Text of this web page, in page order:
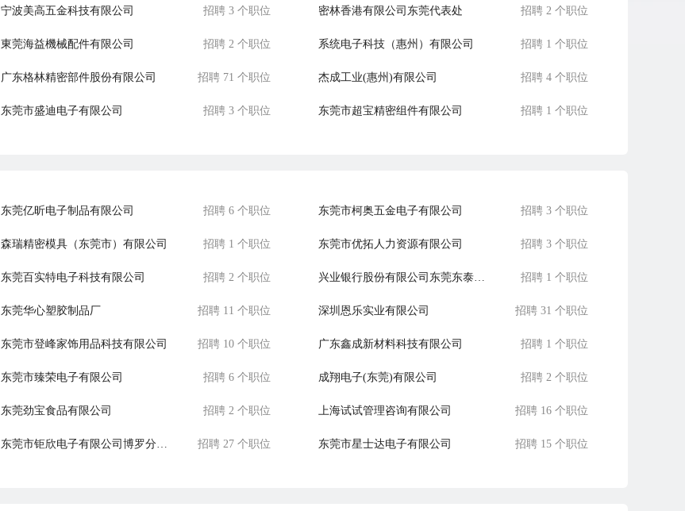
宁波美高五金科技有限公司 招聘 3 个职位 密林香港有限公司东莞代表处 招聘 2 个职位
東莞海益機械配件有限公司 招聘 2 个职位 系统电子科技（惠州）有限公司 招聘 1 个职位
广东格林精密部件股份有限公司 招聘 71 个职位 杰成工业(惠州)有限公司 招聘 4 个职位
东莞市盛迪电子有限公司 招聘 3 个职位 东莞市超宝精密组件有限公司 招聘 1 个职位
东莞亿昕电子制品有限公司 招聘 6 个职位 东莞市柯奥五金电子有限公司 招聘 3 个职位
森瑞精密模具（东莞市）有限公司 招聘 1 个职位 东莞市优拓人力资源有限公司 招聘 3 个职位
东莞百实特电子科技有限公司 招聘 2 个职位 兴业银行股份有限公司东莞东泰支行 招聘 1 个职位
东莞华心塑胶制品厂 招聘 11 个职位 深圳恩乐实业有限公司 招聘 31 个职位
东莞市登峰家饰用品科技有限公司 招聘 10 个职位 广东鑫成新材料科技有限公司 招聘 1 个职位
东莞市臻荣电子有限公司 招聘 6 个职位 成翔电子(东莞)有限公司 招聘 2 个职位
东莞劲宝食品有限公司 招聘 2 个职位 上海试试管理咨询有限公司 招聘 16 个职位
东莞市钜欣电子有限公司博罗分公司 招聘 27 个职位 东莞市星士达电子有限公司 招聘 15 个职位